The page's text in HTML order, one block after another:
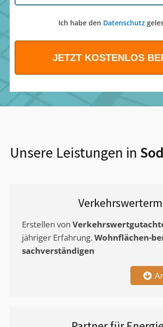
Ich habe den Datenschutz
Unsere Leistungen in
Erstellen von
jähriger Erfahrung. Wohnflächen-
sachverständigen